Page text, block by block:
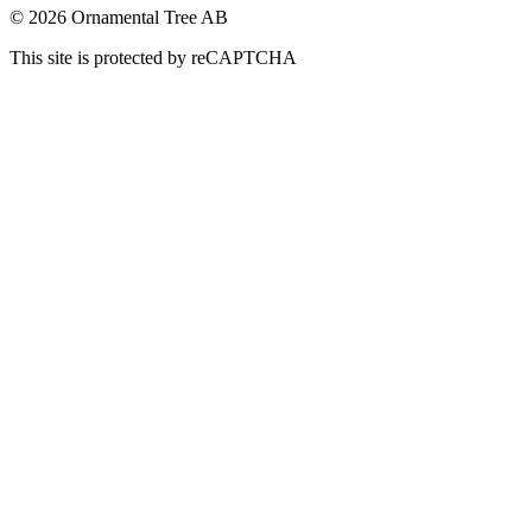
© 2026 Ornamental Tree AB
This site is protected by reCAPTCHA